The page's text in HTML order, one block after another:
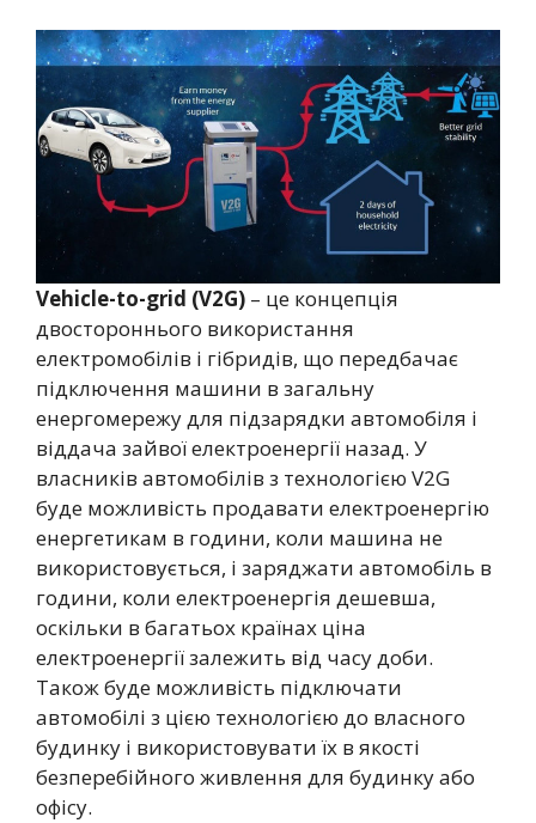
Vehicle-to-grid (V2G) – це концепція
двостороннього використання
електромобілів і гібридів, що передбачає
підключення машини в загальну
енергомережу для підзарядки автомобіля і
віддача зайвої електроенергії назад. У
власників автомобілів з технологією V2G
буде можливість продавати електроенергію
енергетикам в години, коли машина не
використовується, і заряджати автомобіль в
години, коли електроенергія дешевша,
оскільки в багатьох країнах ціна
електроенергії залежить від часу доби.
Також буде можливість підключати
автомобілі з цією технологією до власного
будинку і використовувати їх в якості
безперебійного живлення для будинку або
офісу.